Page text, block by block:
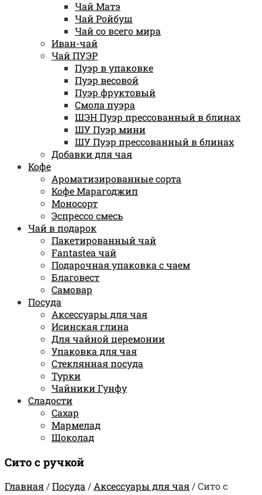
Чай Матэ
Чай Ройбуш
Чай со всего мира
Иван-чай
Чай ПУЭР
Пуэр в упаковке
Пуэр весовой
Пуэр фруктовый
Смола пуэра
ШЭН Пуэр прессованный в блинах
ШУ Пуэр мини
ШУ Пуэр прессованный в блинах
Добавки для чая
Кофе
Ароматизированные сорта
Кофе Марагоджип
Моносорт
Эспрессо смесь
Чай в подарок
Пакетированный чай
Fantastea чай
Подарочная упаковка с чаем
Благовест
Самовар
Посуда
Аксессуары для чая
Исинская глина
Для чайной церемонии
Упаковка для чая
Стеклянная посуда
Турки
Чайники Гунфу
Сладости
Сахар
Мармелад
Шоколад
Сито с ручкой
Главная/Посуда/Аксессуары для чая/Сито с